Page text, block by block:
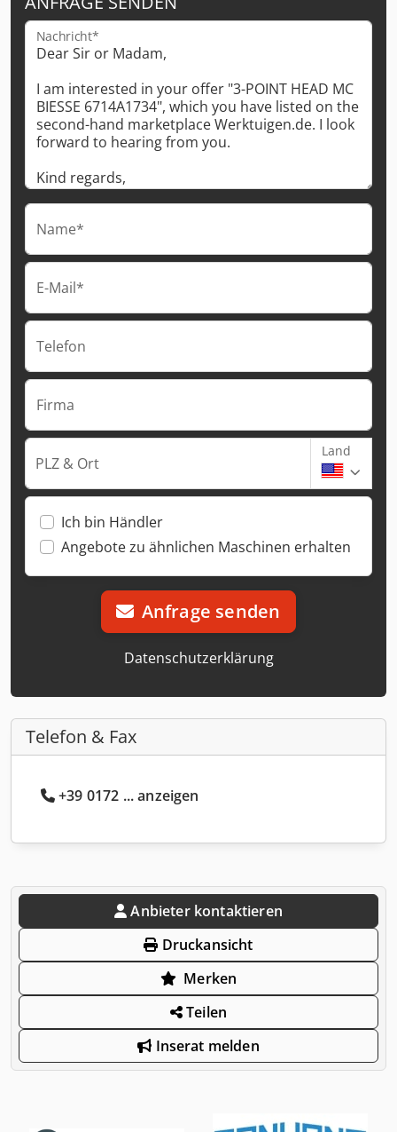
Nachricht*
Name*
E-Mail*
Telefon
Firma
PLZ & Ort
Land
Ich bin Händler
Angebote zu ähnlichen Maschinen erhalten
Anfrage senden
Datenschutzerklärung
Telefon & Fax
+39 0172 ... anzeigen
Anbieter kontaktieren
Druckansicht
Merken
Teilen
Inserat melden